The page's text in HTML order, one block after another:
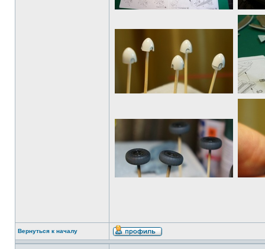
Вернуться к началу